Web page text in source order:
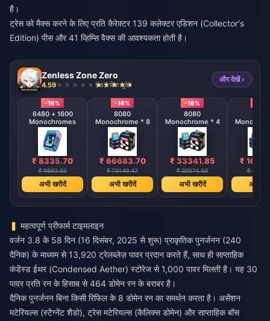
है।
ट्रेस को मैक्स करने के लिए प्रति कैरेक्टर 139 कलेक्टर एडिशन (Collector's
Edition) पीस और 41 व्हिम्सि वैक्स की आवश्यकता होती है।
Zenless Zone Zero
4.59 945 बिक चुके
और देखें ›
-16%
6480 + 1600
Monochromes
₹ 8335.70
₹ 9893.65
अभी खरीदें
-16%
8080
Monochrome * 8
₹ 66683.70
₹ 79149.47
अभी खरीदें
-16%
8080
Monochrome * 4
₹ 33341.85
₹ 39574.69
अभी खरीदें
₹
₹
अभी
महत्वपूर्ण प्रीफार्म टाइमलाइन
वर्जन 3.8 के 58 दिन (16 दिसंबर, 2025 से शुरू) प्राकृतिक पुनर्जनन (240
दैनिक) के माध्यम से 13,920 ट्रेलब्लेज़ पावर प्रदान करते हैं, साथ ही साप्ताहिक
कंडेंस्ड ईथर (Condensed Aether) स्टोरेज से 1,000 पावर मिलती है। यह 30
पावर प्रति रन के हिसाब से 464 डोमेन रन के बराबर है।
दैनिक पुनर्जनन बिना किसी रिफिल के 8 डोमेन रन का समर्थन करता है। असेंशन
मटेरियल्स (स्टैग्नेंट शैडो), ट्रेस मटेरियल्स (कैलिक्स डोमेन) और साप्ताहिक बॉस